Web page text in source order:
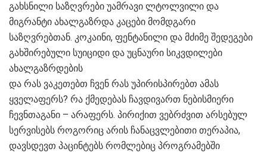
გახსნილი საზღვრები უამრავი ლტოლვილი და
მიგრანტი ახალგაზრდა კაცები მომდგარი
საზღვრებთან. კოკაინი, ფენტანილი და მძიმე შედეგები
გახშირებული სუიციდი და უცნაური სიკვდილები
ახალგაზრდების
და რას ვაკეთებთ ჩვენ რას უპირისპირებთ ამას
ყველაფერს? რა ქმედებას ჩავდივართ ნებისმიერი
ჩევნთაგანი – არაფერს. პირიქით ვებრძვით არსებულ
სერვისებს როგორიც არის ჩანაცვლებითი თერაპია,
დავსდევთ პაცინტებს რომლებიც პროგრამებში